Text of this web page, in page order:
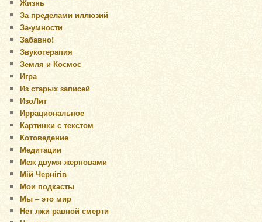
Жизнь
За пределами иллюзий
За-умности
Забавно!
Звукотерапия
Земля и Космос
Игра
Из старых записей
ИзоЛит
Иррациональное
Картинки с текстом
Котоведение
Медитации
Меж двумя жерновами
Мій Чернігів
Мои подкасты
Мы – это мир
Нет лжи равной смерти